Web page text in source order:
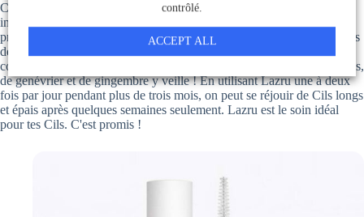
Cela ne peut pas t'arriver avec Lazru : Grâce à un powerboost de 50
ingrédients naturels parfaitement adaptés les uns aux autres, notre
produit stimule rapidement et de manière optimale les racines sensibles
des poils du contour des yeux. Un complexe de substances actives
composé d'huiles précieuses de lavande vraie, d'arbre à ficelle japonais,
de genévrier et de gingembre y veille ! En utilisant Lazru une à deux
fois par jour pendant plus de trois mois, on peut se réjouir de Cils longs
et épais après quelques semaines seulement. Lazru est le soin idéal
pour tes Cils. C'est promis !
contrôlé.
ACCEPT ALL